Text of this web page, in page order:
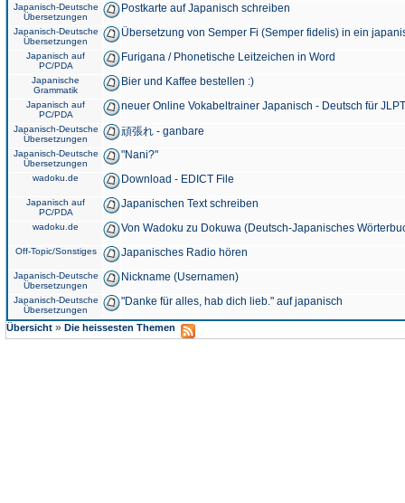
Japanisch-Deutsche
Übersetzungen
Postkarte auf Japanisch schreiben
Japanisch-Deutsche
Übersetzungen
Übersetzung von Semper Fi (Semper fidelis) in ein
Japanisch auf
PC/PDA
Furigana / Phonetische Leitzeichen in Word
Japanische
Grammatik
Bier und Kaffee bestellen :)
Japanisch auf
PC/PDA
neuer Online Vokabeltrainer Japanisch - Deutsch für
Japanisch-Deutsche
Übersetzungen
頑張れ - ganbare
Japanisch-Deutsche
Übersetzungen
"Nani?"
wadoku.de Download - EDICT File
Japanisch auf
PC/PDA
Japanischen Text schreiben
wadoku.de Von Wadoku zu Dokuwa (Deutsch-Japanisches
Off-Topic/Sonstiges Japanisches Radio hören
Japanisch-Deutsche
Übersetzungen
Nickname (Usernamen)
Japanisch-Deutsche
Übersetzungen
"Danke für alles, hab dich lieb." auf japanisch
Übersicht » Die heissesten Themen